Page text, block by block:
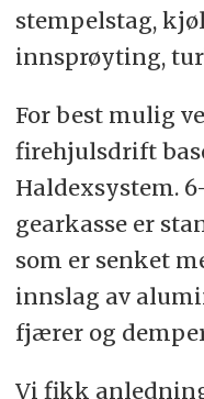
stempelstag,
innsprøyting,
For best mulig
firehjulsdrift
Haldexsystem.
gearkasse er
som er senket
innslag av
fjærer og
Vi fikk